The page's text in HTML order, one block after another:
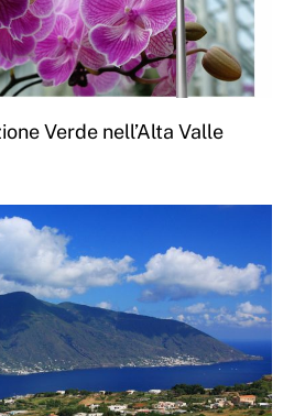
Verde nell’Alta Valle